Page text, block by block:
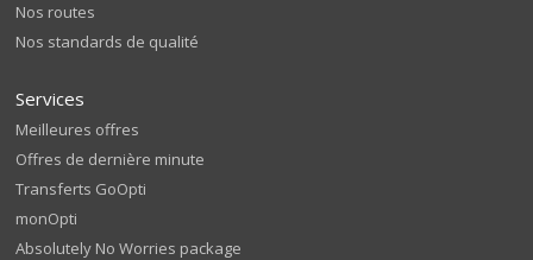
Nos routes
Nos standards de qualité
Services
Meilleures offres
Offres de dernière minute
Transferts GoOpti
monOpti
Absolutely No Worries package